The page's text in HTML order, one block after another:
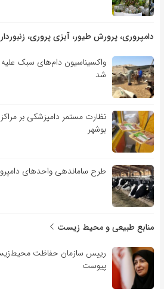
دامپروری، پرورش طیور، آبزی پروری،
واکسیناسیون دام‌های سبک علیه
شد
نظارت مستمر دامپزشکی بر
بوشهر
طرح ساماندهی واحدهای
منابع طبیعی و محیط زیست
رییس سازمان حفاظت
پیوست